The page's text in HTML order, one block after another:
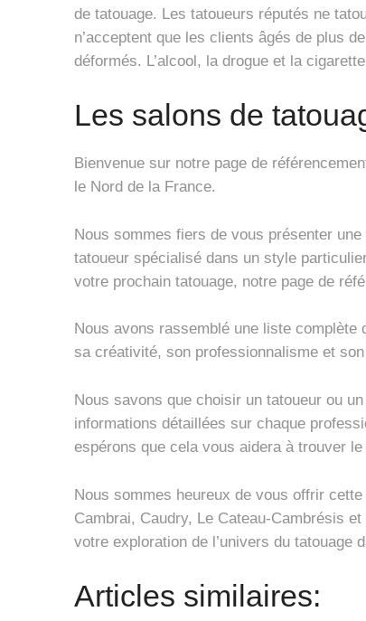
de tatouage. Les tatoueurs réputés ne
n’acceptent que les clients âgés de plus
déformés. L’alcool, la drogue et la
Les salons de
Bienvenue sur notre page de
le Nord de la France.
Nous sommes fiers de vous présenter
tatoueur spécialisé dans un style
votre prochain tatouage, notre page de
Nous avons rassemblé une liste complète
sa créativité, son professionnalisme et
Nous savons que choisir un tatoueur ou
informations détaillées sur chaque
espérons que cela vous aidera à trouver
Nous sommes heureux de vous offrir
Cambrai, Caudry, Le Cateau-Cambrésis
votre exploration de l’univers du tatouage
Articles similaires: